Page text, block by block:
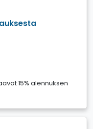
15% alennuksen